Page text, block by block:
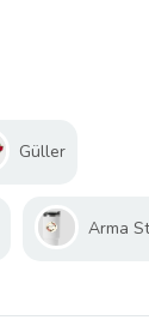
Güller
Arma